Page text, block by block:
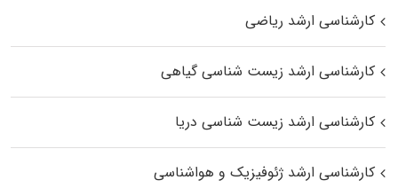
کارشناسی ارشد ریاضی
کارشناسی ارشد زیست‌ شناسی گیاهی
کارشناسی ارشد زیست‌ شناسی دریا
کارشناسی ارشد ژئوفیزیک و هواشناسی